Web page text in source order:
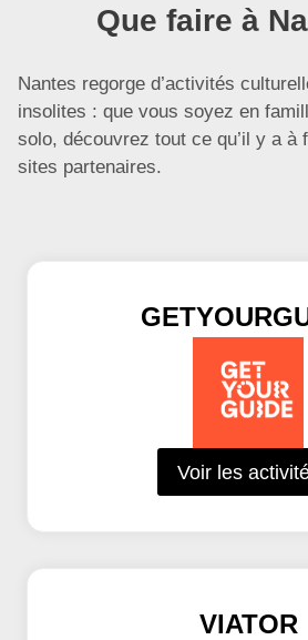
Que faire à
Nantes regorge d’activités
insolites : que vous soyez en
solo, découvrez tout ce qu’il y a à
sites partenaires.
Voir les
VIATOR